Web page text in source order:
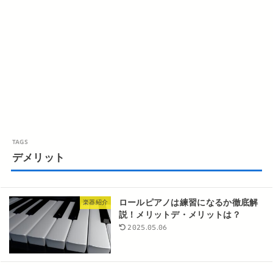
デメリット
楽器紹介
ロールピアノは練習になるか徹底解
説！メリットデ・メリットは？
2025.05.06